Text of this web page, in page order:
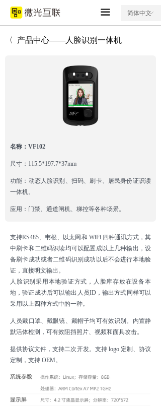
끀 ꀅ
简体中文
〈 产品中心——人脸识别一体机
名称：VF102
尺寸：115.5*197.7*37mm
功能：动态人脸识别、扫码、刷卡、居民身份证识读
一体机。
应用：门禁、通道闸机、梯控等各种场景。
支持RS485、韦根、以太网和 WiFi 四种通讯方式，其
中刷卡和二维码识读均可以配置成以上几种输出，设
备刷卡成功或者二维码识别成功以后不会进行本地验
证，直接明文输出。
人脸识别采用本地验证方式，人脸库存放在设备本
地，验证成功后可以输出人员ID，输出方式同样可以
采用以上四种方式中的一种。
人员戴口罩、戴眼镜、戴帽子均可有效识别。 内置静
默活体检测，可有效阻挡照片、视频和面具攻击。
提供协议文件，支持二次开发。支持 logo 定制、协议
定制，支持 OEM。